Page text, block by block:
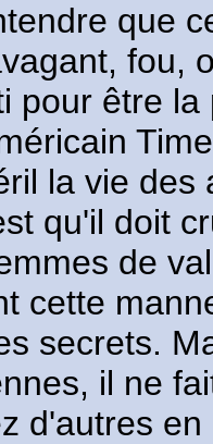
que
fou,
pour être
la vie
qu'il doit
de
cette
secrets.
il ne
d'autres